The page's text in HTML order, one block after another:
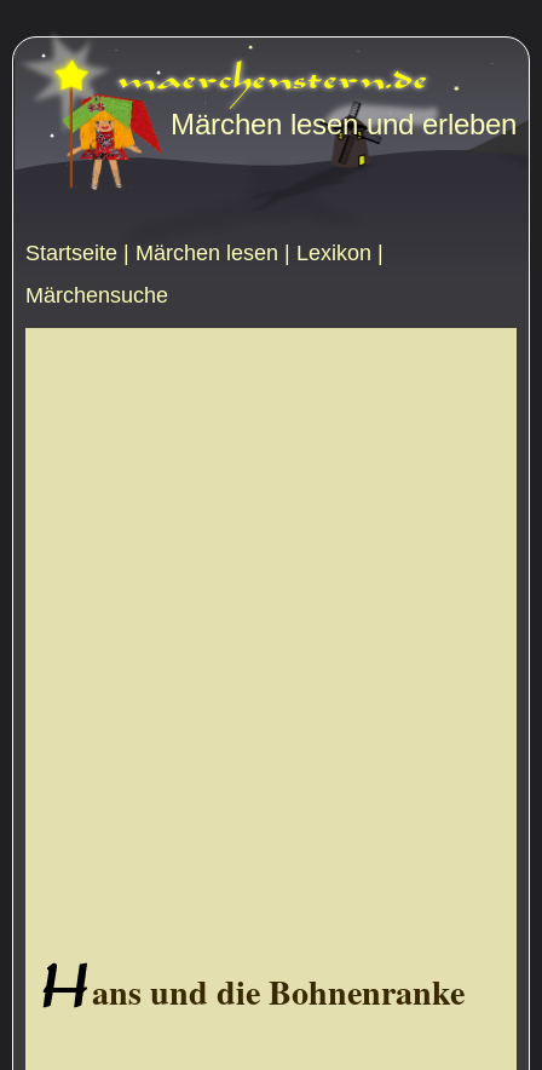
Startseite | Märchen lesen | Lexikon |
Märchensuche
Märchen lesen und erleben
H
ans und die Bohnenranke